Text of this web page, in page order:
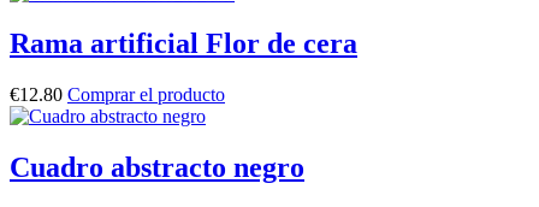
Rama artificial Flor de cera
€12.80 Comprar el producto
Cuadro abstracto negro